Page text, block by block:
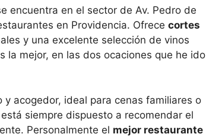
encuentra en el sector de Av. Pedro de
en Providencia. Ofrece cortes
y una excelente selección de vinos
la mejor, en las dos ocaciones que he ido
acogedor, ideal para cenas familiares o
siempre dispuesto a recomendar el
Personalmente el mejor restaurante